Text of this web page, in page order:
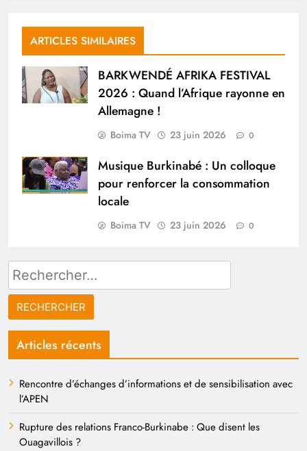
ARTICLES SIMILAIRES
BARKWENDÉ AFRIKA FESTIVAL
2026 : Quand l’Afrique rayonne en
Allemagne !
Boima TV 23 juin 2026 0
Musique Burkinabé : Un colloque
pour renforcer la consommation
locale
Boima TV 23 juin 2026 0
Rechercher :
Articles récents
Rencontre d’échanges d’informations et de sensibilisation avec
l’APEN
Rupture des relations Franco-Burkinabe : Que disent les
Ouagavillois ?